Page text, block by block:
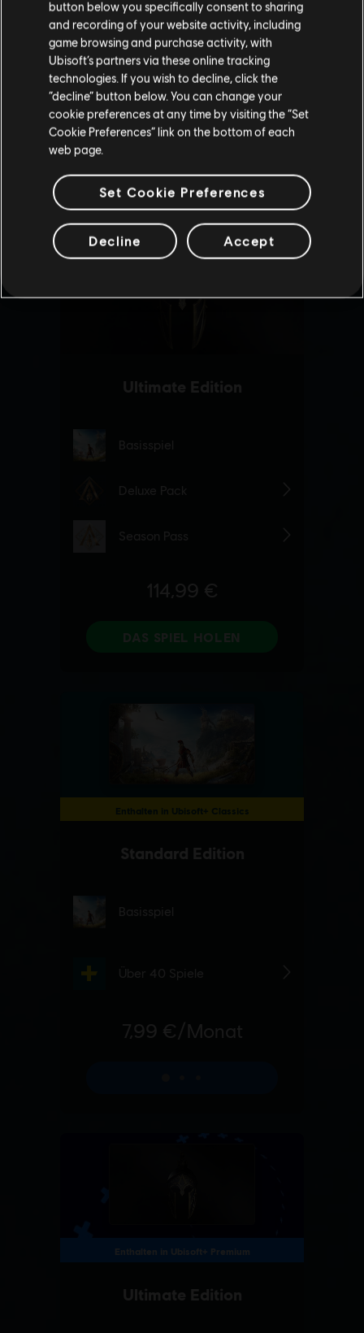
Wenn du etwas bestellen möchtest, besuche bitte
deinen lokalen Ubisoft Store.
Im aktuellen Store bleiben
ZUM LOKALEN STORE WECHSELN
button below you specifically consent to sharing
and recording of your website activity, including
game browsing and purchase activity, with
Ubisoft’s partners via these online tracking
technologies. If you wish to decline, click the
“decline” button below. You can change your
cookie preferences at any time by visiting the “Set
Cookie Preferences” link on the bottom of each
web page.
Set Cookie Preferences
Decline Accept